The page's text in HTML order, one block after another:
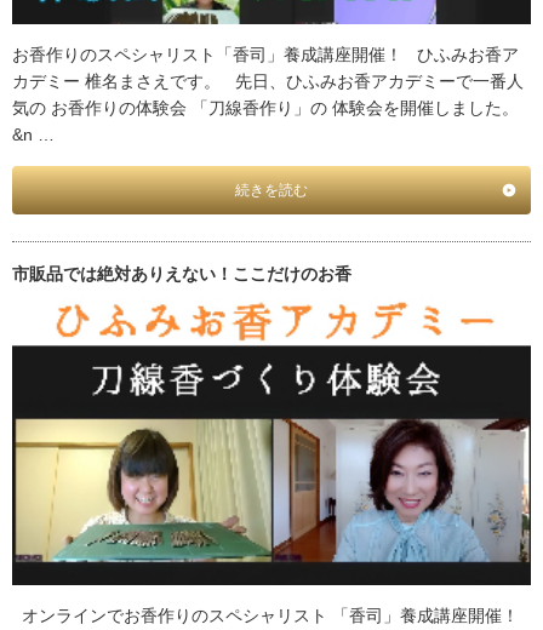
お香作りのスペシャリスト「香司」養成講座開催！ ひふみお香ア
カデミー 椎名まさえです。 先日、ひふみお香アカデミーで一番人
気の お香作りの体験会 「刀線香作り」の 体験会を開催しました。
&n …
続きを読む
市販品では絶対ありえない！ここだけのお香
オンラインでお香作りのスペシャリスト 「香司」養成講座開催！